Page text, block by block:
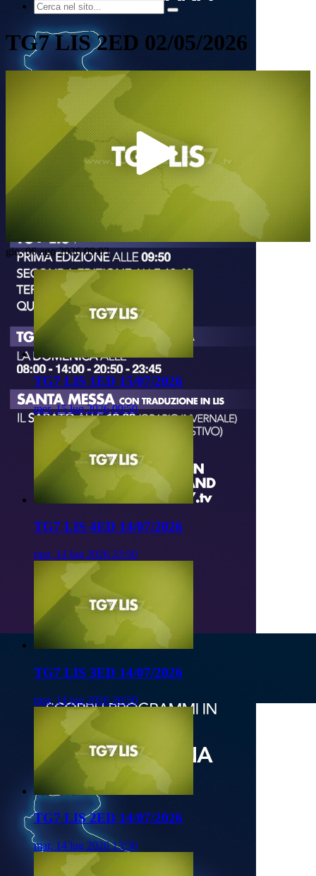
TG7 LIS 2ED 02/05/2026
Play
Video
gio, 06 ago 2026 09:03
TG7 LIS 1ED 15/07/2026
mer, 15 lug 2026 09:50
TG7 LIS 4ED 14/07/2026
mar, 14 lug 2026 23:50
TG7 LIS 3ED 14/07/2026
mar, 14 lug 2026 20:50
TG7 LIS 2ED 14/07/2026
mar, 14 lug 2026 13:50